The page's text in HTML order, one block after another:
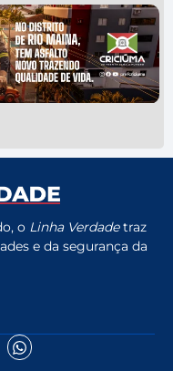
o Linha Verdadetraz
e da segurança da